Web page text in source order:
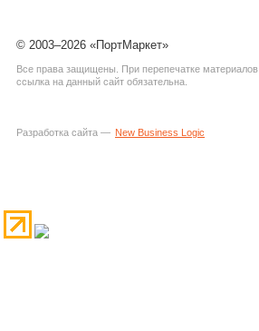
© 2003–2026 «ПортМаркет»
Все права защищены. При перепечатке материалов
ссылка на данный сайт обязательна.
Разработка сайта — New Business Logic